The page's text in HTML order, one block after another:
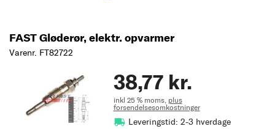
FAST Gløderør, elektr. opvarmer
Varenr. FT82722
38,77 kr.
inkl 25 % moms, plus
forsendelsesomkostninger
Leveringstid: 2-3 hverdage